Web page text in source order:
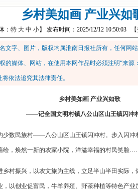
乡村美如画 产业兴如
： 特 大 中 小】 发布时间：2025/12/12 10:50:03
文字、图片，版权均属淮南日报社所有，任何网
的媒体、网站，在使用本网作品时必须注明“来
依法追究其法律责任。
乡村美如画 产业兴如歌
——记全国文明村镇八公山区山王镇闪冲
少数民族村——八公山区山王镇闪冲村。步入闪冲
，焕然一新的农家小院，洋溢幸福的村民笑脸
村振兴，以农文旅为主线，立足半山半田实际
以创业促富民，牛羊养殖、野茶种植等特色产业